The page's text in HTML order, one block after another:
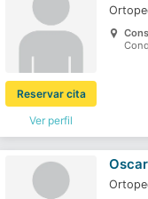
Ver perfil
Reservar cita